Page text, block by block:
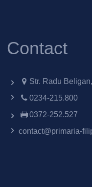
Contact
Str. Radu
0234-215.800
0372-252.527
contact@primaria-